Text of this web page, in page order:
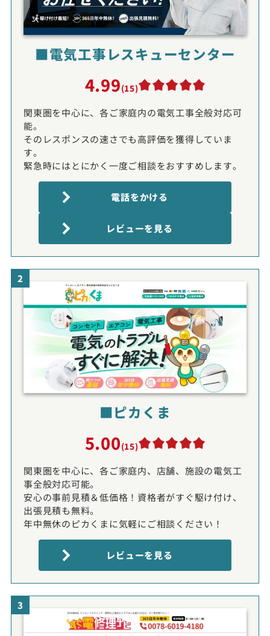
■電気工事レスキューセンター
4.99(15)
関東圏を中心に、各ご家庭内の電気工事全般対応可
能。
そのレスポンスの速さでも高評価を獲得していま
す。
緊急時にはとにかく一度ご相談をおすすめします。
電話をかける
レビューを見る
2
■ピカくま
5.00(15)
関東圏を中心に、各ご家庭内、店舗、施設の電気工
事全般対応可能。
安心の事前見積＆低価格！資格者がすぐ駆け付け、
出張見積も無料。
年中無休のピカくまに気軽にご相談ください！
レビューを見る
3